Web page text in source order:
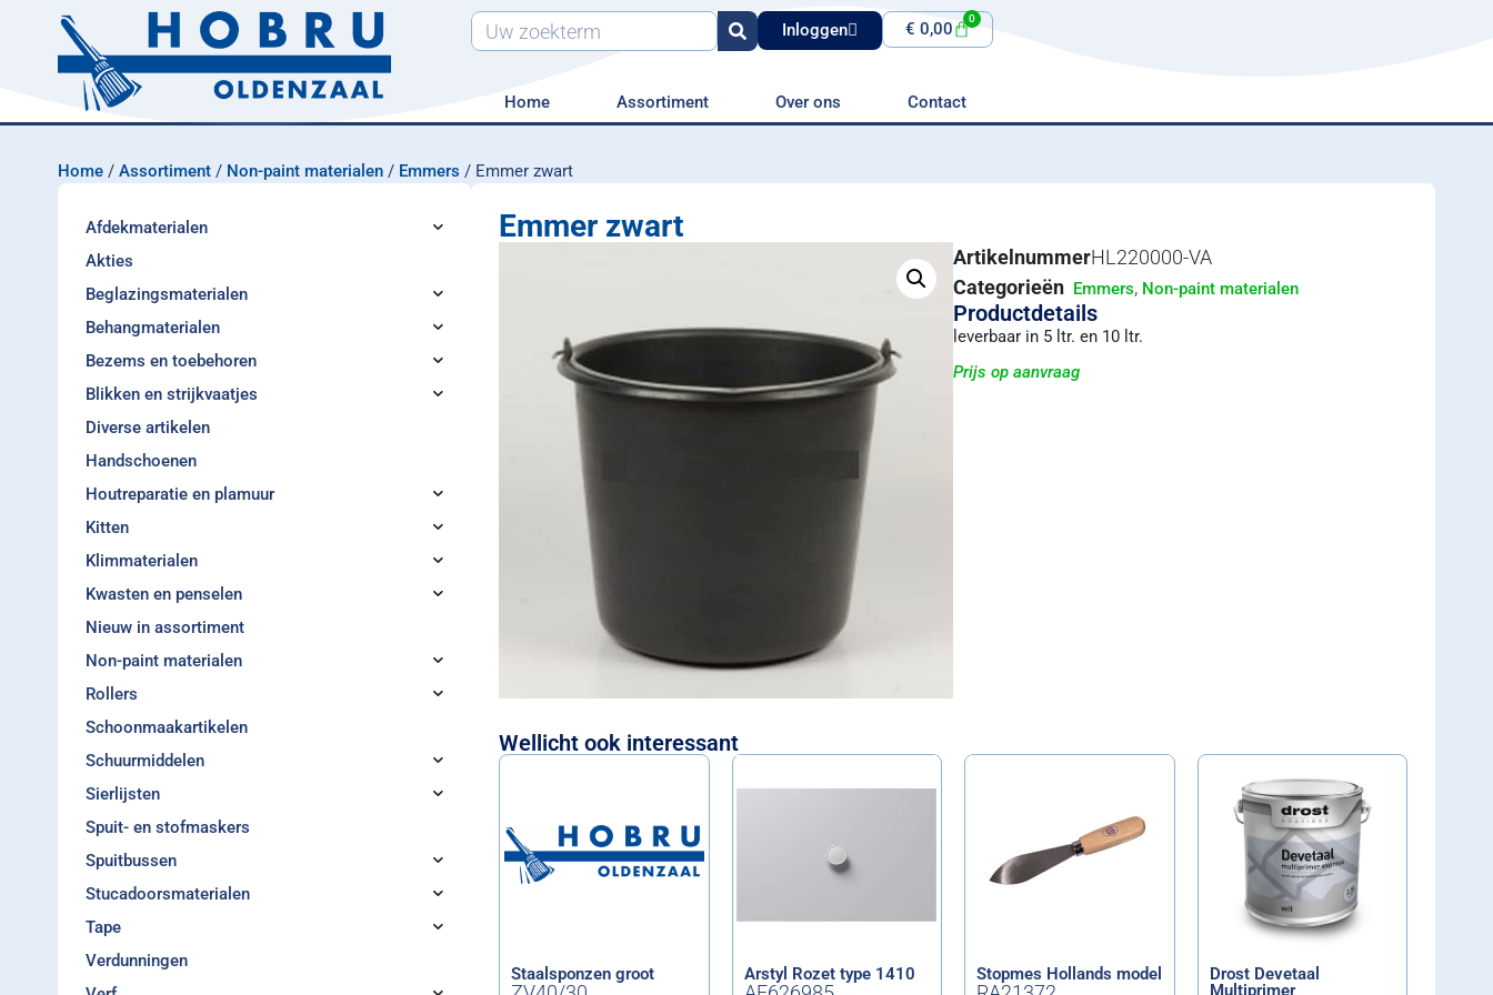
Inloggen € 0,00
0
Home Assortiment Over ons Contact
Home / Assortiment / Non-paint materialen / Emmers / Emmer zwart
Afdekmaterialen
Akties
Beglazingsmaterialen
Behangmaterialen
Bezems en toebehoren
Blikken en strijkvaatjes
Diverse artikelen
Handschoenen
Houtreparatie en plamuur
Kitten
Klimmaterialen
Kwasten en penselen
Nieuw in assortiment
Non-paint materialen
Rollers
Schoonmaakartikelen
Schuurmiddelen
Sierlijsten
Spuit- en stofmaskers
Spuitbussen
Stucadoorsmaterialen
Tape
Verdunningen
Emmer zwart
ArtikelnummerHL220000-VA
Categorieën Emmers, Non-paint materialen
Productdetails
leverbaar in 5 ltr. en 10 ltr.
Prijs op aanvraag
Wellicht ook interessant
Staalsponzen groot Arstyl Rozet type 1410 Stopmes Hollands model
Drost Devetaal
Multiprimer